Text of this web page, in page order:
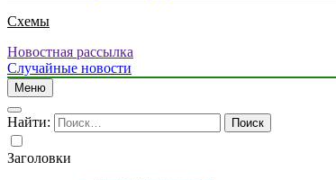
Схемы
Новостная рассылка
Случайные новости
Меню
Найти:
Заголовки